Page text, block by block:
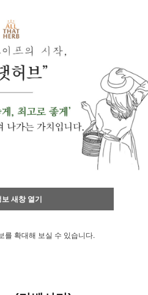
새창 열기
를 확대해 보실 수 있습니다.